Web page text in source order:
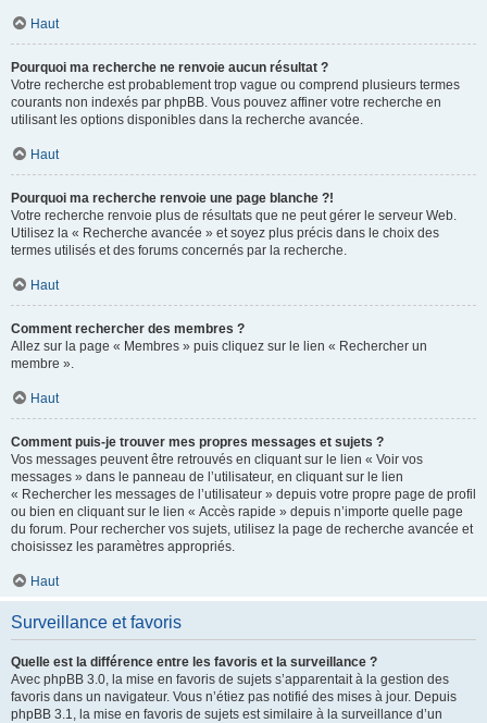
Haut
Pourquoi ma recherche ne renvoie aucun résultat ?
Votre recherche est probablement trop vague ou comprend plusieurs termes
courants non indexés par phpBB. Vous pouvez affiner votre recherche en
utilisant les options disponibles dans la recherche avancée.
Haut
Pourquoi ma recherche renvoie une page blanche ?!
Votre recherche renvoie plus de résultats que ne peut gérer le serveur Web.
Utilisez la « Recherche avancée » et soyez plus précis dans le choix des
termes utilisés et des forums concernés par la recherche.
Haut
Comment rechercher des membres ?
Allez sur la page « Membres » puis cliquez sur le lien « Rechercher un
membre ».
Haut
Comment puis-je trouver mes propres messages et sujets ?
Vos messages peuvent être retrouvés en cliquant sur le lien « Voir vos
messages » dans le panneau de l’utilisateur, en cliquant sur le lien
« Rechercher les messages de l’utilisateur » depuis votre propre page de profil
ou bien en cliquant sur le lien « Accès rapide » depuis n’importe quelle page
du forum. Pour rechercher vos sujets, utilisez la page de recherche avancée et
choisissez les paramètres appropriés.
Haut
Surveillance et favoris
Quelle est la différence entre les favoris et la surveillance ?
Avec phpBB 3.0, la mise en favoris de sujets s’apparentait à la gestion des
favoris dans un navigateur. Vous n’étiez pas notifié des mises à jour. Depuis
phpBB 3.1, la mise en favoris de sujets est similaire à la surveillance d’un